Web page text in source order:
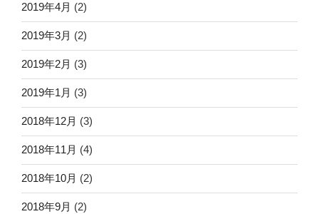
2019年4月 (2)
2019年3月 (2)
2019年2月 (3)
2019年1月 (3)
2018年12月 (3)
2018年11月 (4)
2018年10月 (2)
2018年9月 (2)